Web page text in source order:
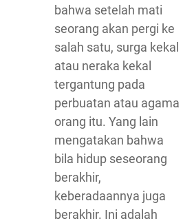
bahwa setelah mati
seorang akan pergi ke
salah satu, surga kekal
atau neraka kekal
tergantung pada
perbuatan atau agama
orang itu. Yang lain
mengatakan bahwa
bila hidup seseorang
berakhir,
keberadaannya juga
berakhir. Ini adalah